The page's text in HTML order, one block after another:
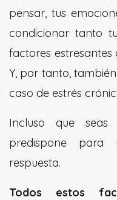
pensar, tus
condicionar tanto
factores estresantes
Y, por tanto,
caso de estrés
Incluso que
predispone
respuesta.
Todos estos